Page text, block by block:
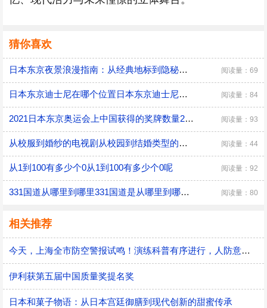
猜你喜欢
日本东京夜景浪漫指南：从经典地标到隐秘胜地 阅读量：69
日本东京迪士尼在哪个位置日本东京迪士尼的位置 阅读量：84
2021日本东京奥运会上中国获得的奖牌数量2021日本东京奥运会什么时候开幕的 阅读量：93
从校服到婚纱的电视剧从校园到结婚类型的电视剧 阅读量：44
从1到100有多少个0从1到100有多少个0呢 阅读量：92
331国道从哪里到哪里331国道是从哪里到哪里的 阅读量：80
相关推荐
今天，上海全市防空警报试鸣！演练科普有序进行，人防意识“声入人心”
伊利获第五届中国质量奖提名奖
日本和菓子物语：从日本宫廷御膳到现代创新的甜蜜传承